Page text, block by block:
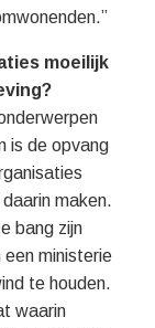
moeilijk
is de opvang
maken.
bang zijn
ministerie
te houden.
waarin